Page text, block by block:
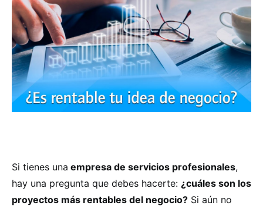
Si tienes una empresa de servicios profesionales,
hay una pregunta que debes hacerte: ¿cuáles son los
proyectos más rentables del negocio? Si aún no